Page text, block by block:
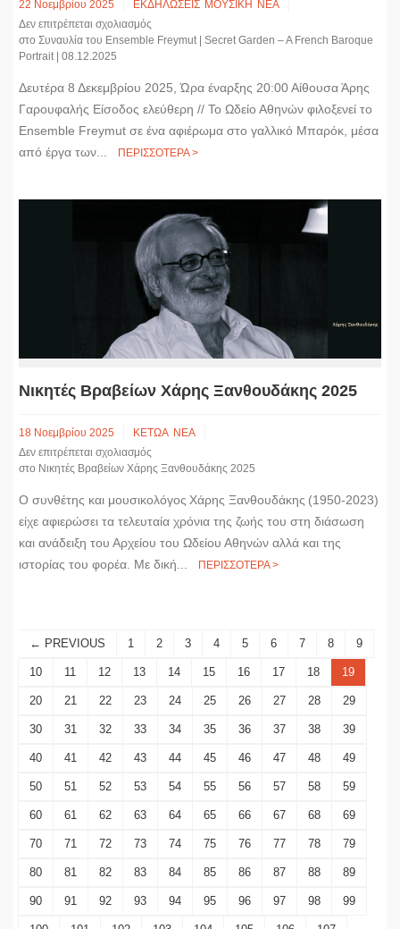
22 Νοεμβρίου 2025 ΕΚΔΗΛΩΣΕΙΣ ΜΟΥΣΙΚΗ
ΝΕΑ
Δεν επιτρέπεται σχολιασμός
στο Συναυλία του Ensemble Freymut | Secret Garden – A French Baroque
Portrait | 08.12.2025
Δευτέρα 8 Δεκεμβρίου 2025, Ώρα έναρξης 20:00 Αίθουσα Άρης
Γαρουφαλής Είσοδος ελεύθερη // Το Ωδείο Αθηνών φιλοξενεί το
Ensemble Freymut σε ένα αφιέρωμα στο γαλλικό Μπαρόκ, μέσα
από έργα των...
ΠΕΡΙΣΣΟΤΕΡΑ >
Νικητές Βραβείων Χάρης Ξανθουδάκης 2025
18 Νοεμβρίου 2025 ΚΕΤΩΑ ΝΕΑ
Δεν επιτρέπεται σχολιασμός
στο Νικητές Βραβείων Χάρης Ξανθουδάκης 2025
Ο συνθέτης και μουσικολόγος Χάρης Ξανθουδάκης (1950-2023)
είχε αφιερώσει τα τελευταία χρόνια της ζωής του στη διάσωση
και ανάδειξη του Αρχείου του Ωδείου Αθηνών αλλά και της
ιστορίας του φορέα. Με δική...
ΠΕΡΙΣΣΟΤΕΡΑ >
← PREVIOUS 1 2 3 4 5 6 7 8 9
10 11 12 13 14 15 16 17 18 19
20 21 22 23 24 25 26 27 28 29
30 31 32 33 34 35 36 37 38 39
40 41 42 43 44 45 46 47 48 49
50 51 52 53 54 55 56 57 58 59
60 61 62 63 64 65 66 67 68 69
70 71 72 73 74 75 76 77 78 79
80 81 82 83 84 85 86 87 88 89
90 91 92 93 94 95 96 97 98 99